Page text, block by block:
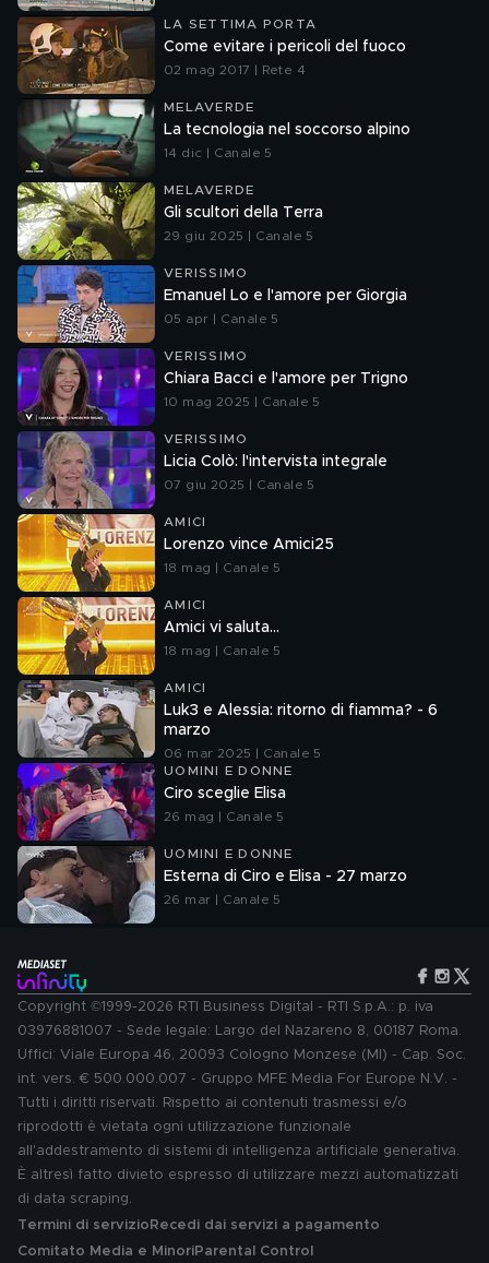
LA SETTIMA PORTA
Come evitare i pericoli del fuoco
02 mag 2017 | Rete 4
MELAVERDE
La tecnologia nel soccorso alpino
14 dic | Canale 5
MELAVERDE
Gli scultori della Terra
29 giu 2025 | Canale 5
VERISSIMO
Emanuel Lo e l'amore per Giorgia
05 apr | Canale 5
VERISSIMO
Chiara Bacci e l'amore per Trigno
10 mag 2025 | Canale 5
VERISSIMO
Licia Colò: l'intervista integrale
07 giu 2025 | Canale 5
AMICI
Lorenzo vince Amici25
18 mag | Canale 5
AMICI
Amici vi saluta...
18 mag | Canale 5
AMICI
Luk3 e Alessia: ritorno di fiamma? - 6
marzo
06 mar 2025 | Canale 5
UOMINI E DONNE
Ciro sceglie Elisa
26 mag | Canale 5
UOMINI E DONNE
Esterna di Ciro e Elisa - 27 marzo
26 mar | Canale 5
Copyright ©1999-2026 RTI Business Digital - RTI S.p.A.: p. iva
03976881007 - Sede legale: Largo del Nazareno 8, 00187 Roma.
Uffici: Viale Europa 46, 20093 Cologno Monzese (MI) - Cap. Soc.
int. vers. € 500.000.007 - Gruppo MFE Media For Europe N.V. -
Tutti i diritti riservati. Rispetto ai contenuti trasmessi e/o
riprodotti è vietata ogni utilizzazione funzionale
all'addestramento di sistemi di intelligenza artificiale generativa.
È altresì fatto divieto espresso di utilizzare mezzi automatizzati
di data scraping.
Termini di servizio Recedi dai servizi a pagamento
Comitato Media e MinoriParental Control